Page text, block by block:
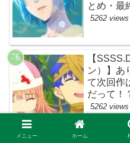
とめ・最
5262 views
【
ン）】あ
て次回作
だって！
トの考察
5262 views
メニュー ホーム